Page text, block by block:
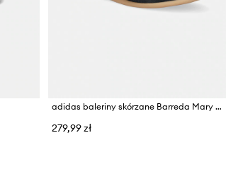
adidas baleriny skórzane Barreda Mary Jane
279,99 zł